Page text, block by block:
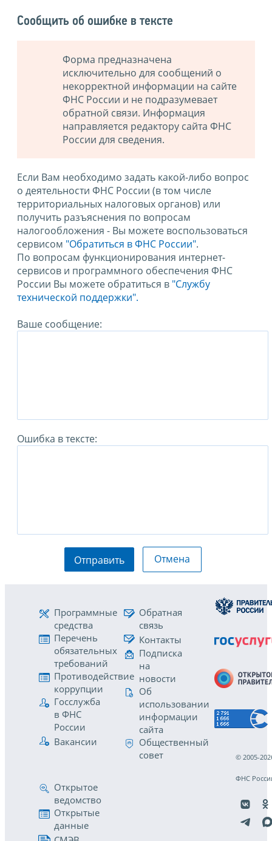
Сообщить об ошибке в тексте
Форма предназначена
исключительно для сообщений о
некорректной информации на сайте
ФНС России и не подразумевает
обратной связи. Информация
направляется редактору сайта ФНС
России для сведения.
Если Вам необходимо задать какой-либо вопрос
о деятельности ФНС России (в том числе
территориальных налоговых органов) или
получить разъяснения по вопросам
налогообложения - Вы можете воспользоваться
сервисом "Обратиться в ФНС России".
По вопросам функционирования интернет-
сервисов и программного обеспечения ФНС
России Вы можете обратиться в "Службу
технической поддержки".
Ваше сообщение:
Ошибка в тексте:
Отправить Отмена
Программные
средства
Перечень
обязательных
требований
Противодействие
коррупции
Госслужба
в ФНС
России
Вакансии
Обратная
связь
Контакты
Подписка
на
новости
Об
использовании
информации
сайта
Общественный
совет
Открытое
ведомство
Открытые
данные
© 2005-
ФНС